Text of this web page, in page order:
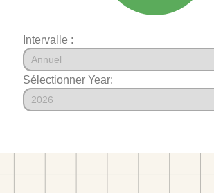
Intervalle :
Sélectionner Year: